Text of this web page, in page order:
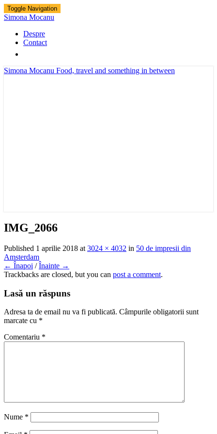
Toggle Navigation
Simona Mocanu
Despre
Contact
Simona Mocanu Food, travel and something in between
IMG_2066
Published 1 aprilie 2018 at 3024 × 4032 in 50 de impresii din
Amsterdam
← Înapoi /Înainte →
Trackbacks are closed, but you can post a comment.
Lasă un răspuns
Adresa ta de email nu va fi publicată. Câmpurile obligatorii sunt
marcate cu *
Comentariu *
Nume *